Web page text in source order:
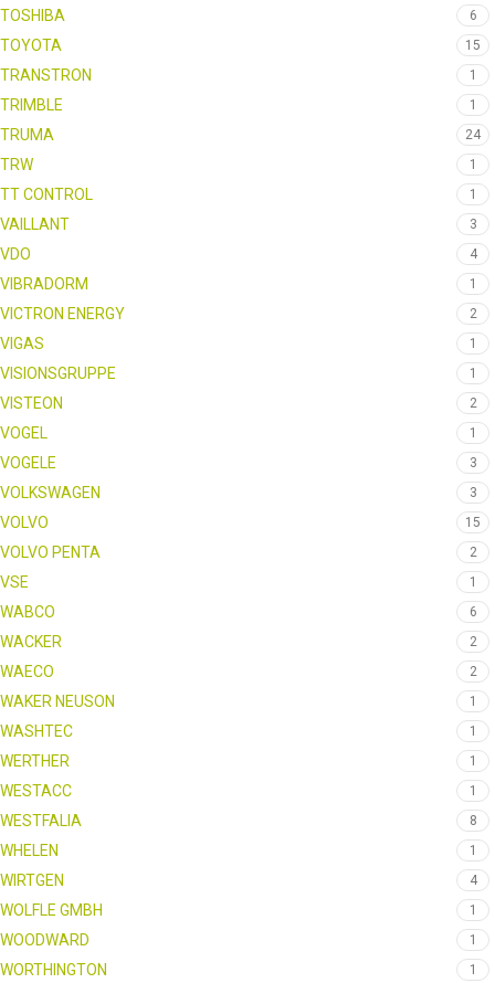
TOSHIBA 6
TOYOTA 15
TRANSTRON 1
TRIMBLE 1
TRUMA 24
TRW 1
TT CONTROL 1
VAILLANT 3
VDO 4
VIBRADORM 1
VICTRON ENERGY 2
VIGAS 1
VISIONSGRUPPE 1
VISTEON 2
VOGEL 1
VOGELE 3
VOLKSWAGEN 3
VOLVO 15
VOLVO PENTA 2
VSE 1
WABCO 6
WACKER 2
WAECO 2
WAKER NEUSON 1
WASHTEC 1
WERTHER 1
WESTACC 1
WESTFALIA 8
WHELEN 1
WIRTGEN 4
WOLFLE GMBH 1
WOODWARD 1
WORTHINGTON 1